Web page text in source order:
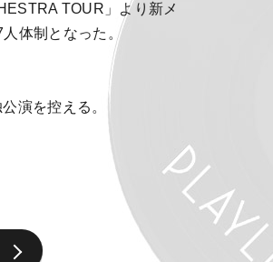
TOUR」より新メ
体制となった。
演を控える。